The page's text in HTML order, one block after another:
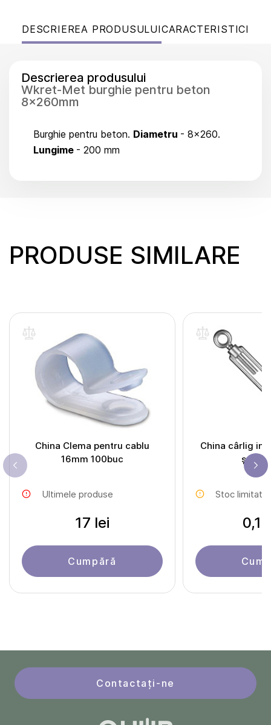
DESCRIEREA PRODUSULUICARACTERISTICI
Descrierea produsului
Wkret-Met burghie pentru beton
8x260mm
Burghie pentru beton. Diametru - 8x260.
Lungime - 200 mm
PRODUSE SIMILARE
China Clema pentru cablu
16mm 100buc
Ultimele produse
17 lei
Cumpără
China cârlig
șnur
Stoc limitat
Contactați-ne